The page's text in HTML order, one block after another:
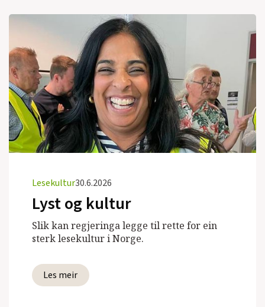
Lesekultur30.6.2026
Lyst og kultur
Slik kan regjeringa legge til rette for ein
sterk lesekultur i Norge.
Les meir